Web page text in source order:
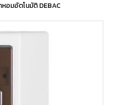
อมอัตโนมัติ DEBAC